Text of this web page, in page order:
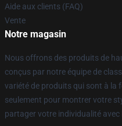
Aide aux clients (FAQ)
Vente
Notre magasin
Nous offrons des produits de
conçus par notre équipe de
variété de produits qui sont à la
seulement pour montrer votre
partager votre individualité avec